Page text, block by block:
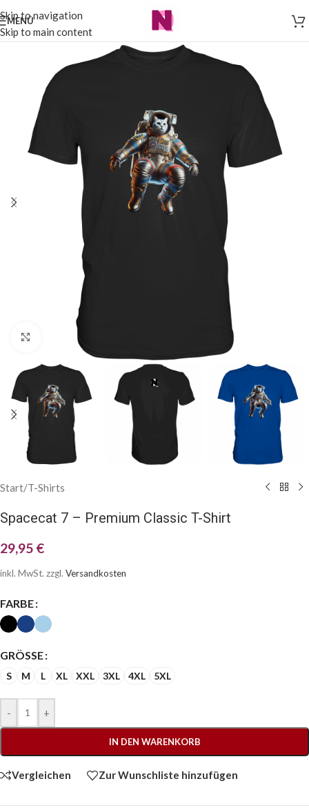
Skip to navigation
Skip to main content
MENÜ
Klick zum Vergrößern
Start/T-Shirts
Spacecat 7 – Premium Classic T-Shirt
29,95 €
inkl. MwSt. zzgl. Versandkosten
FARBE
GRÖSSE
S M L XL XXL 3XL 4XL 5XL
- +
IN DEN WARENKORB
Vergleichen Zur Wunschliste hinzufügen